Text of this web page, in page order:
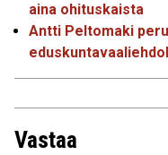
aina ohituskaista
Antti Peltomaki
Vastaa